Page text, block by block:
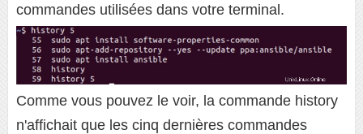
commandes utilisées dans votre terminal.
Comme vous pouvez le voir, la commande history
n'affichait que les cinq dernières commandes